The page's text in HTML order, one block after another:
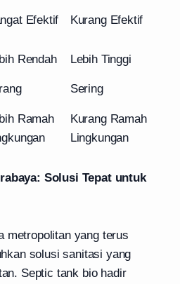
Efektif Kurang Efektif
Rendah
Lebih Tinggi
Sering
Ramah
Kurang Ramah
Lingkungan
Solusi Tepat untuk
metropolitan yang terus
solusi sanitasi yang
Septic tank bio hadir